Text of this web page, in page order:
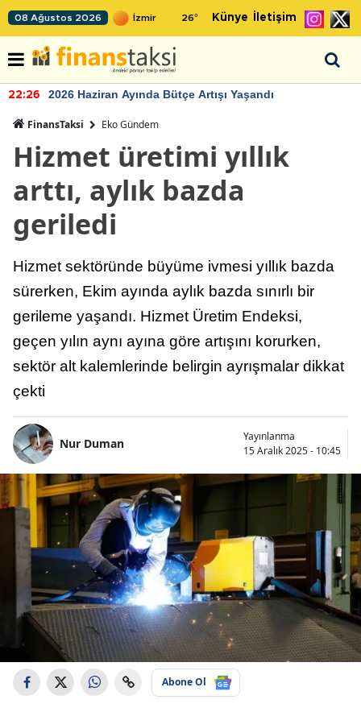
08 Ağustos 2026 26° Künye İletişim
22:26 2026 Haziran Ayında Bütçe Artışı Yaşandı
FinansTaksi Eko Gündem
Hizmet üretimi yıllık
arttı, aylık bazda
geriledi
Hizmet sektöründe büyüme ivmesi yıllık bazda
sürerken, Ekim ayında aylık bazda sınırlı bir
gerileme yaşandı. Hizmet Üretim Endeksi,
geçen yılın aynı ayına göre artışını korurken,
sektör alt kalemlerinde belirgin ayrışmalar dikkat
çekti
Nur Duman
Yayınlanma
15 Aralık 2025 - 10:45
Abone Ol